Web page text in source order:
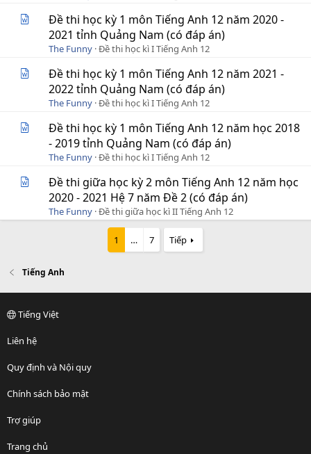
Đề thi học kỳ 1 môn Tiếng Anh 12 năm 2020 -
2021 tỉnh Quảng Nam (có đáp án)
The Funny Đề thi học kì I Tiếng Anh 12
Đề thi học kỳ 1 môn Tiếng Anh 12 năm 2021 -
2022 tỉnh Quảng Nam (có đáp án)
The Funny Đề thi học kì I Tiếng Anh 12
Đề thi học kỳ 1 môn Tiếng Anh 12 năm học 2018
- 2019 tỉnh Quảng Nam (có đáp án)
The Funny Đề thi học kì I Tiếng Anh 12
Đề thi giữa học kỳ 2 môn Tiếng Anh 12 năm học
2020 - 2021 Hệ 7 năm Đề 2 (có đáp án)
The Funny Đề thi giữa học kì II Tiếng Anh 12
1 … 7 Tiếp
Tiếng Anh
Tiếng Việt
Liên hệ
Quy định và Nội quy
Chính sách bảo mật
Trợ giúp
Trang chủ